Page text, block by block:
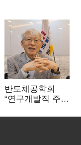
반도체공학회
“연구개발직 주
개선해야”